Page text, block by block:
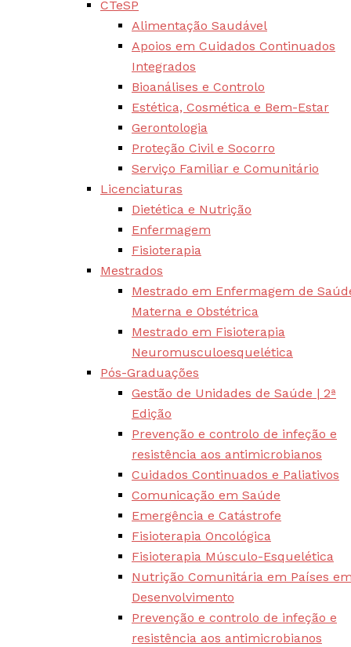
CTeSP
Alimentação Saudável
Apoios em Cuidados Continuados
Integrados
Bioanálises e Controlo
Estética, Cosmética e Bem-Estar
Gerontologia
Proteção Civil e Socorro
Serviço Familiar e Comunitário
Licenciaturas
Dietética e Nutrição
Enfermagem
Fisioterapia
Mestrados
Mestrado em Enfermagem de
Materna e Obstétrica
Mestrado em Fisioterapia
Neuromusculoesquelética
Pós-Graduações
Gestão de Unidades de Saúde | 2ª
Edição
Prevenção e controlo de infeção e
resistência aos antimicrobianos
Cuidados Continuados e Paliativos
Comunicação em Saúde
Emergência e Catástrofe
Fisioterapia Oncológica
Fisioterapia Músculo-Esquelética
Nutrição Comunitária em Países
Desenvolvimento
Prevenção e controlo de infeção e
resistência aos antimicrobianos